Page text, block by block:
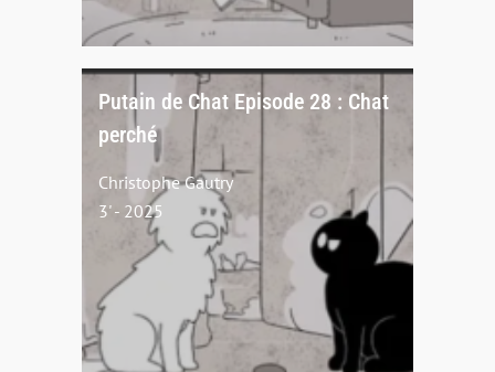
Putain de Chat Episode 28 : Chat
perché
Christophe Gautry
3' - 2025